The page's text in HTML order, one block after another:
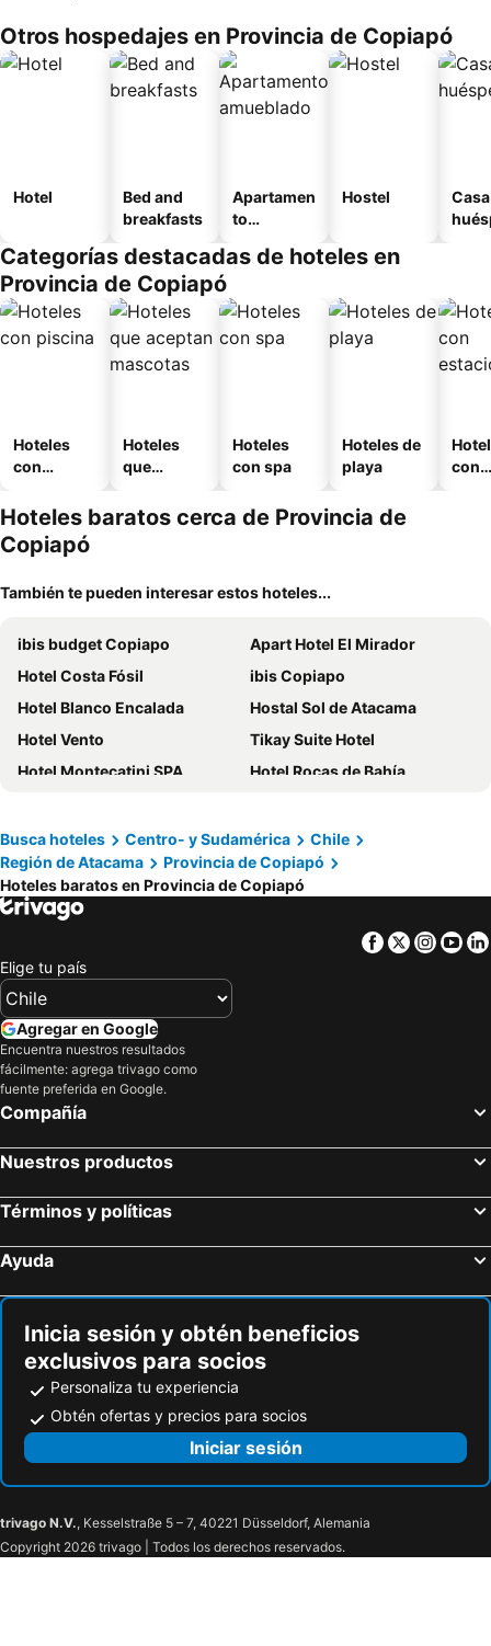
Otros hospedajes en Provincia de Copiapó
Hotel
Bed and
breakfasts
Apartamen
to
o
Hostel
Categorías destacadas de hoteles en
Provincia de Copiapó
Hoteles
con
Hoteles
que
mascotas
Hoteles
con spa
Hoteles de
playa
con
Hoteles baratos cerca de Provincia de
Copiapó
También te pueden interesar estos hoteles...
ibis budget Copiapo
Apart Hotel El Mirador
Hotel Costa Fósil
ibis Copiapo
Hotel Blanco Encalada
Hostal Sol de Atacama
Hotel Vento
Tikay Suite Hotel
Hotel Montecatini SPA
Hotel Rocas de Bahía
Hotel Pulmahue
Hostal Gyt
Hotel Chagall
Hotel Minga
Hotel San Francisco De la Selva
Hotel Cumbres de Atacama
Hotel El Bramador
Hotel Altos de Atacama
Inthalassa
Hotel Boutique Molzano
Hoteleria San Lorenzo
Hostal Tierra Amarilla
Hotel Glaciares de Atacama
Hotel Portal del Norte
Archi Hotel
Busca hoteles Centro- y Sudamérica
Chile
Región de Atacama
Provincia de Copiapó
Hoteles baratos en Provincia de Copiapó
Facebook
Twitter
Elige tu país
Agregar en Google
Encuentra nuestros resultados
fácilmente: agrega trivago como
fuente preferida en Google.
Compañía
Nuestros productos
Términos y políticas
Ayuda
Inicia sesión y obtén beneficios
exclusivos para socios
Personaliza tu experiencia
Obtén ofertas y precios para socios
Iniciar sesión
trivago N.V., Kesselstraße 5 – 7, 40221 Düsseldorf, Alemania
Copyright 2026 trivago | Todos los derechos reservados.